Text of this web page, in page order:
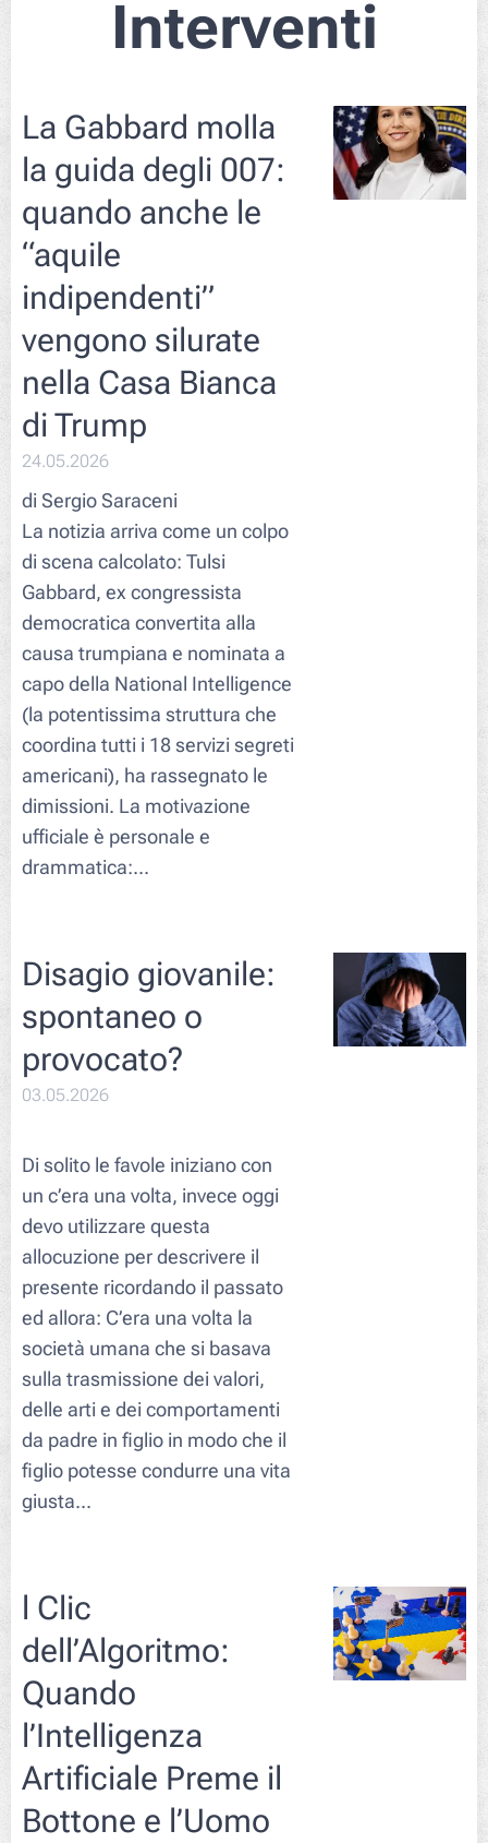
Interventi
La Gabbard molla
la guida degli 007:
quando anche le
“aquile
indipendenti”
vengono silurate
nella Casa Bianca
di Trump
24.05.2026
di Sergio Saraceni
La notizia arriva come un colpo
di scena calcolato: Tulsi
Gabbard, ex congressista
democratica convertita alla
causa trumpiana e nominata a
capo della National Intelligence
(la potentissima struttura che
coordina tutti i 18 servizi segreti
americani), ha rassegnato le
dimissioni. La motivazione
ufficiale è personale e
drammatica:...
Disagio giovanile:
spontaneo o
provocato?
03.05.2026
Di solito le favole iniziano con
un c’era una volta, invece oggi
devo utilizzare questa
allocuzione per descrivere il
presente ricordando il passato
ed allora: C’era una volta la
società umana che si basava
sulla trasmissione dei valori,
delle arti e dei comportamenti
da padre in figlio in modo che il
figlio potesse condurre una vita
giusta...
l Clic
dell’Algoritmo:
Quando
l’Intelligenza
Artificiale Preme il
Bottone e l’Uomo